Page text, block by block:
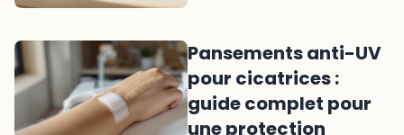
Pansements anti-UV
pour cicatrices :
guide complet pour
une protection